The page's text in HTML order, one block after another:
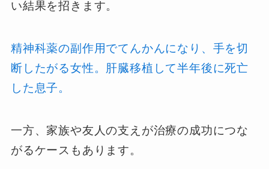
い結果を招きます。
精神科薬の副作用でてんかんになり、手を切
断したがる女性。肝臓移植して半年後に死亡
した息子。
一方、家族や友人の支えが治療の成功につな
がるケースもあります。